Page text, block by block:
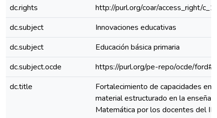
dc.rights
http://purl.org/coar/access_right/
dc.subject
Innovaciones educativas
dc.subject
Educación básica primaria
dc.subject.ocde
https://purl.org/pe-repo/ocde/
dc.title
Fortalecimiento de capacidades en
material estructurado en la
Matemática por los docentes del III